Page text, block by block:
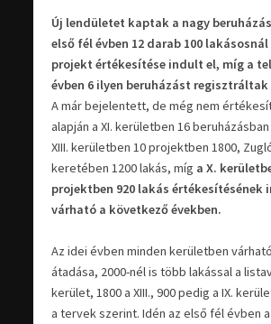
Új lendületet kaptak a nagy
első fél évben 12 darab 100
projekt értékesítése indult el, míg a
évben 6 ilyen beruházást
A már bejelentett, de még nem
alapján a XI. kerületben 16
XIII. kerületben 10 projektben 1800,
keretében 1200 lakás, míg a X.
projektben 920 lakás értékesítésének
várható a következő években.
Az idei évben minden kerületben
átadása, 2000-nél is több lakással a
kerület, 1800 a XIII., 900 pedig a IX.
a tervek szerint. Idén az első fél évben